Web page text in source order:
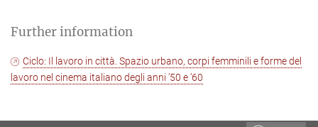
Further information
Ciclo: Il lavoro in città. Spazio urbano, corpi femminili e forme del
lavoro nel cinema italiano degli anni ’50 e ’60